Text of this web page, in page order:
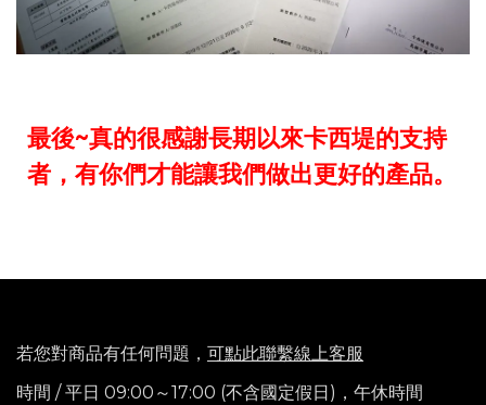
最後~真的很感謝長期以來卡西堤的支持
者，有你們才能讓我們做出更好的產品。
若您對商品有任何問題， 可點此聯繫線上客服
時間 / 平日 09:00～17:00 (不含國定假日)， 午休時間